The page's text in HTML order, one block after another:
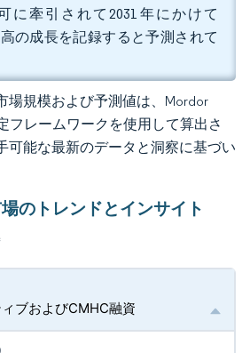
に牽引されて2031年にかけて
高の成長を記録すると予測されて
場規模および予測値は、Mordor
フレームワークを使用して算出さ
可能な最新のデータと洞察に基づい
のトレンドとインサイト
ブおよびCMHC融資